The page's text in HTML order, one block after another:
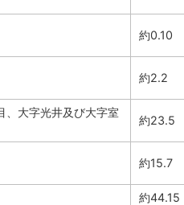
約0.10
約2.2
、大字光井及び大字室
約23.5
約15.7
約44.15